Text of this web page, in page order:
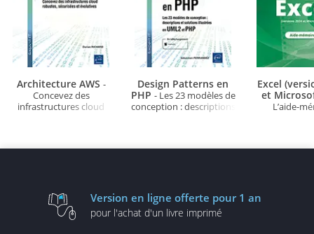
Architecture AWS -
Concevez des
infrastructures cloud
Design Patterns en
PHP - Les 23 modèles de
conception : descriptions
Excel
et
L’aide-
Version en ligne offerte pour 1 an
pour l'achat d'un livre imprimé